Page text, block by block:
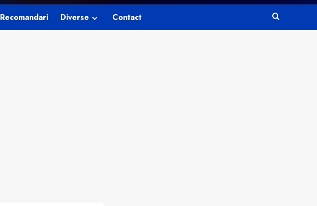
Recomandari Diverse Contact